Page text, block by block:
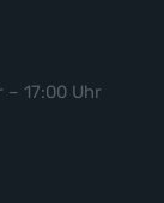
– 17:00 Uhr